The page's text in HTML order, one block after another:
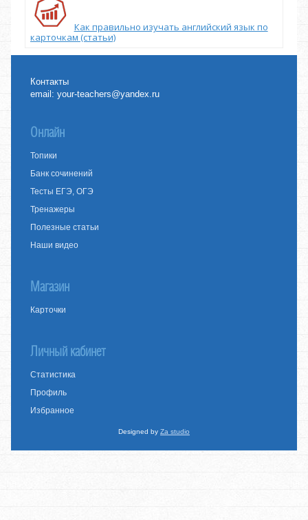
Как правильно изучать английский язык по
карточкам (статьи)
Контакты
email:your-teachers@yandex.ru
Онлайн
Топики
Банк сочинений
Тесты ЕГЭ, ОГЭ
Тренажеры
Полезные статьи
Наши видео
Магазин
Карточки
Личный кабинет
Статистика
Профиль
Избранное
Designed by Za studio